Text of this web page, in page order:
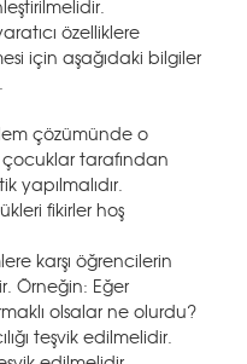
özelliklere
için aşağıdaki bilgiler
çözümünde o
tarafından
yapılmalıdır.
fikirler hoş
karşı öğrencilerin
Örneğin: Eğer
olsalar ne olurdu?
teşvik edilmelidir.